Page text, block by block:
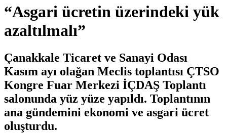
“Asgari ücretin üzerindeki yük
azaltılmalı”
Çanakkale Ticaret ve Sanayi Odası
Kasım ayı olağan Meclis toplantısı ÇTSO
Kongre Fuar Merkezi İÇDAŞ Toplantı
salonunda yüz yüze yapıldı. Toplantının
ana gündemini ekonomi ve asgari ücret
oluşturdu.